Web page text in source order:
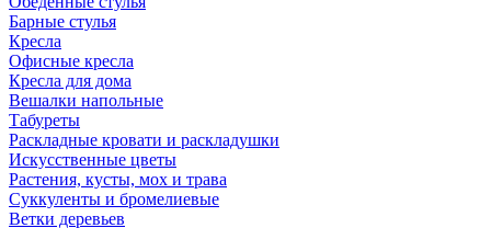
Барные стулья
Кресла
Офисные кресла
Кресла для дома
Вешалки напольные
Табуреты
Раскладные кровати и раскладушки
Искусственные цветы
Растения, кусты, мох и трава
Суккуленты и бромелиевые
Ветки деревьев